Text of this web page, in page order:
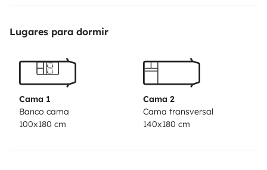
Lugares para dormir
Cama 1
Banco cama
100x180 cm
Cama 2
Cama transversal
140x180 cm